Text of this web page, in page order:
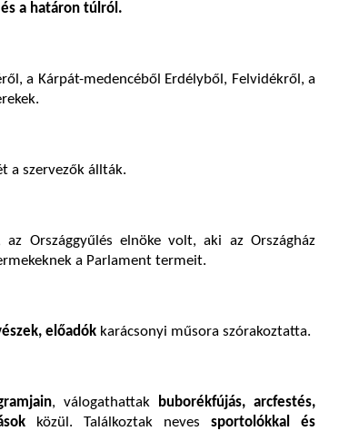
a határon túlról.
a Kárpát-medencéből Erdélyből, Felvidékről, a
a szervezők állták.
az Országgyűlés elnöke volt, aki az Országház
a Parlament termeit.
előadók karácsonyi műsora szórakoztatta.
, válogathattak
buborékfújás, arcfestés,
közül. Találkoztak neves sportolókkal és